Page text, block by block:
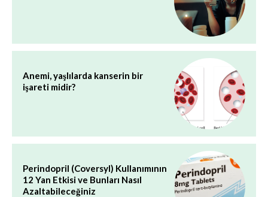
Anemi, yaşlılarda kanserin bir
işareti midir?
Perindopril (Coversyl) Kullanımının
12 Yan Etkisi ve Bunları Nasıl
Azaltabileceğiniz